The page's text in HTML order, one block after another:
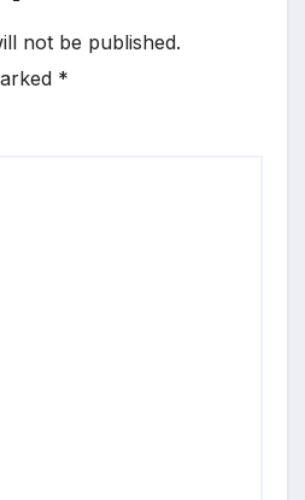
not be published.
*